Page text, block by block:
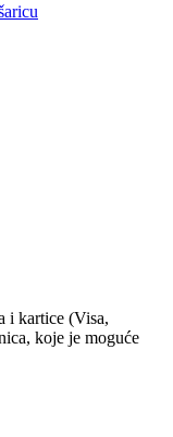
i kartice (Visa,
koje je moguće